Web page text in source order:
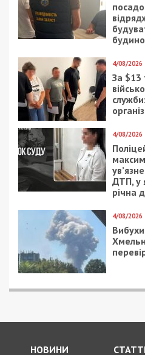
Олег Яницький,
виглядає наша захисна
200 міліметрів,
Вона може витримати
якого з існуючих
автоматну чнргу».
Тим часом у
створенням нових
Дмитро Дахнєвськи,
який
бомбосховищ.
Дмитро Дахнєвськи,
само як і в Ізраїлі,
огляду на кожну нову
це захищений простір.
будуватися, як в
інші ракети з росії
Нині у Дніпрі планують
модульних укриттів. Їх
лавами для сидіння. У